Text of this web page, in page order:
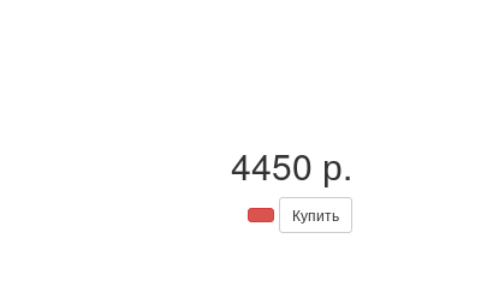
4450 р.
Купить